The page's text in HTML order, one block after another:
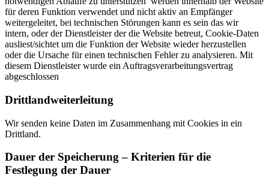
für deren Funktion verwendet und nicht aktiv an Empfänger
weitergeleitet, bei technischen Störungen kann es sein das wir
intern, oder der Dienstleister der die Website betreut, Cookie-Daten
ausliest/sichtet um die Funktion der Website wieder herzustellen
oder die Ursache für einen technischen Fehler zu analysieren. Mit
diesem Dienstleister wurde ein Auftragsverarbeitungsvertrag
abgeschlossen
Drittlandweiterleitung
Wir senden keine Daten im Zusammenhang mit Cookies in ein
Drittland.
Dauer der Speicherung – Kriterien für die
Festlegung der Dauer